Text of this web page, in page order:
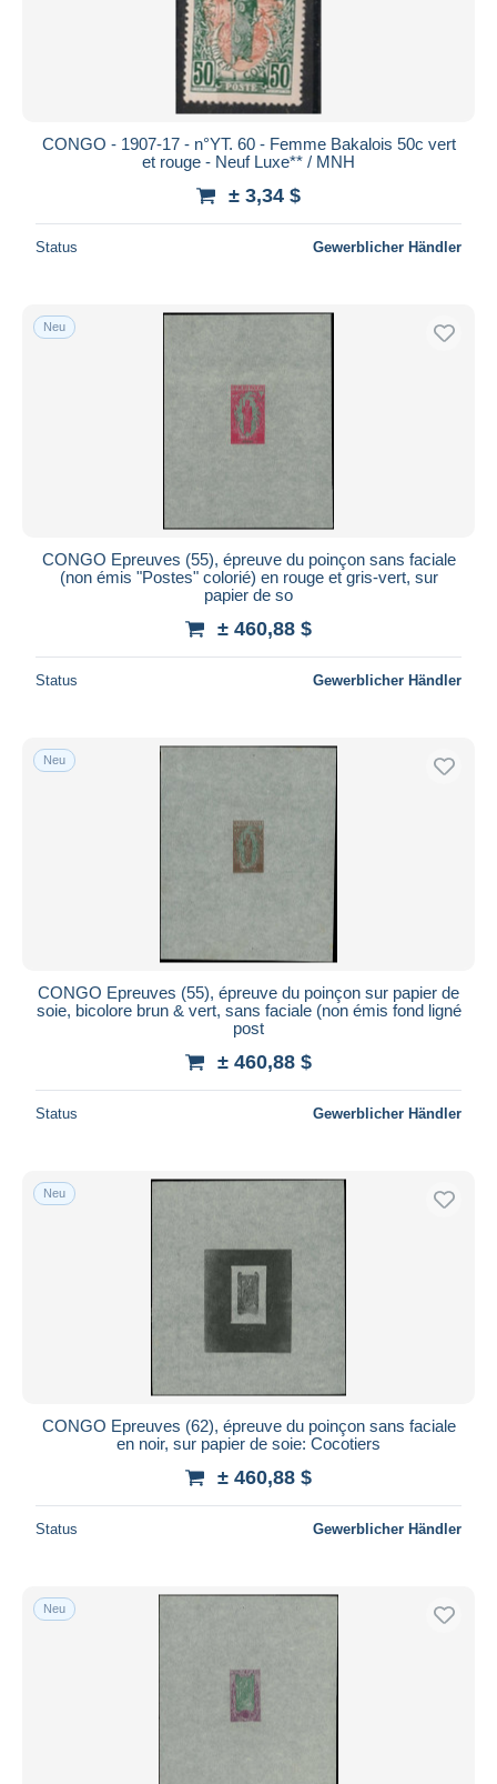
CONGO - 1907-17 - n°YT. 60 - Femme Bakalois 50c vert
et rouge - Neuf Luxe** / MNH
± 3,34 $
Status Gewerblicher Händler
Neu
CONGO Epreuves (55), épreuve du poinçon sans faciale
(non émis "Postes" colorié) en rouge et gris-vert, sur
papier de so
± 460,88 $
Status Gewerblicher Händler
Neu
CONGO Epreuves (55), épreuve du poinçon sur papier de
soie, bicolore brun & vert, sans faciale (non émis fond ligné
post
± 460,88 $
Status Gewerblicher Händler
Neu
CONGO Epreuves (62), épreuve du poinçon sans faciale
en noir, sur papier de soie: Cocotiers
± 460,88 $
Status Gewerblicher Händler
Neu